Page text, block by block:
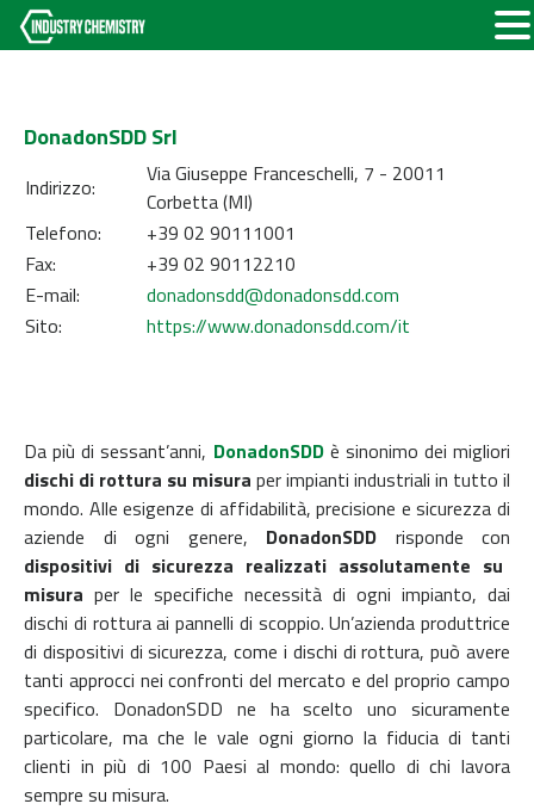
DonadonSDD Srl
Indirizzo:
Via Giuseppe Franceschelli, 7 - 20011
Corbetta (MI)
Telefono:
+39 02 90111001
Fax:
+39 02 90112210
E-mail:
donadonsdd@donadonsdd.com
Sito:
https://www.donadonsdd.com/it
Da più di sessant’anni, DonadonSDDè sinonimo dei migliori
dischi di rottura su misura per impianti industriali in tutto il
mondo. Alle esigenze di affidabilità, precisione e sicurezza di
aziende di ogni genere, DonadonSDD risponde con
dispositivi di sicurezza realizzati assolutamente su
misura per le specifiche necessità di ogni impianto, dai
dischi di rottura ai pannelli di scoppio.Un’azienda produttrice
di dispositivi di sicurezza, come i dischi di rottura, può avere
tanti approcci nei confronti del mercato e del proprio campo
specifico. DonadonSDD ne ha scelto uno sicuramente
particolare, ma che le vale ogni giorno la fiducia di tanti
clienti in più di 100 Paesi al mondo: quello di chi lavora
sempre su misura.